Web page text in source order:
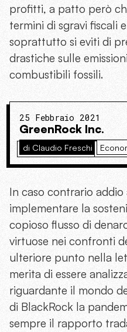
profitti, a patto però
termini di sgravi fiscali
soprattutto si eviti di
drastiche sulle
combustibili fossili.
25 Febbraio 2021
GreenRock Inc.
di Claudio Freschi
In caso contrario addio
implementare la
copioso flusso di
virtuose nei confronti
ulteriore punto nella
merita di essere
riguardante il mondo
di BlackRock la
sempre il rapporto